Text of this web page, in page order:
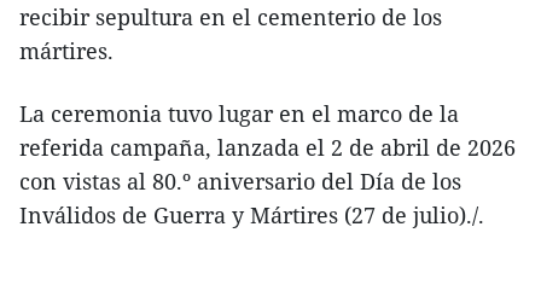
recibir sepultura en el cementerio de los
mártires.
La ceremonia tuvo lugar en el marco de la
referida campaña, lanzada el 2 de abril de 2026
con vistas al 80.º aniversario del Día de los
Inválidos de Guerra y Mártires (27 de julio)./.